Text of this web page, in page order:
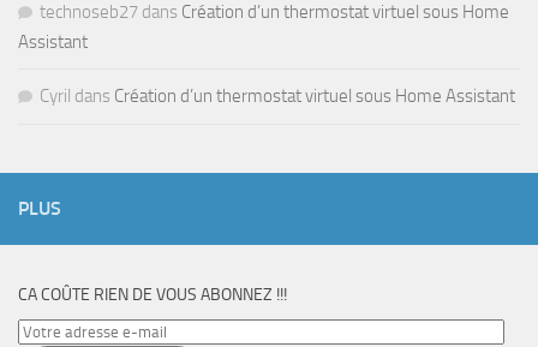
technoseb27 dans Création d’un thermostat virtuel sous Home
Assistant
Cyril dans Création d’un thermostat virtuel sous Home Assistant
PLUS
CA COÛTE RIEN DE VOUS ABONNEZ !!!
Votre